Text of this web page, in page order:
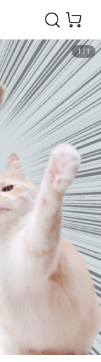
1/ 1